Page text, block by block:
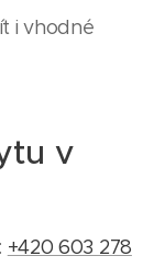
i vhodné
v
+420 603 278